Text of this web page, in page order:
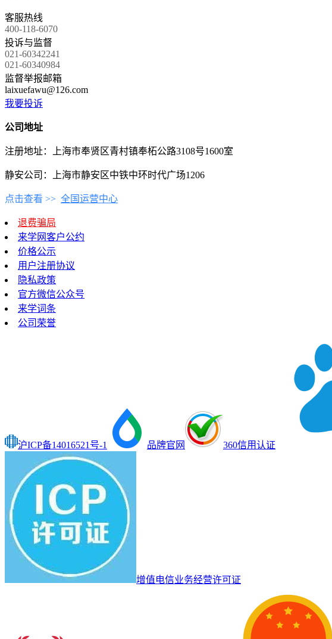
客服热线
400-118-6070
投诉与监督
021-60342241
021-60340984
监督举报邮箱
laixuefawu@126.com
我要投诉
公司地址
注册地址：上海市奉贤区青村镇奉柘公路3108号1600室
静安公司：上海市静安区中铁中环时代广场1206
点击查看 >> 全国运营中心
退费骗局
来学网客户公约
价格公示
用户注册协议
隐私政策
官方微信公众号
来学词条
公司荣誉
沪ICP备14016521号-1 品牌官网 360信用认证
增值电信业务经营许可证